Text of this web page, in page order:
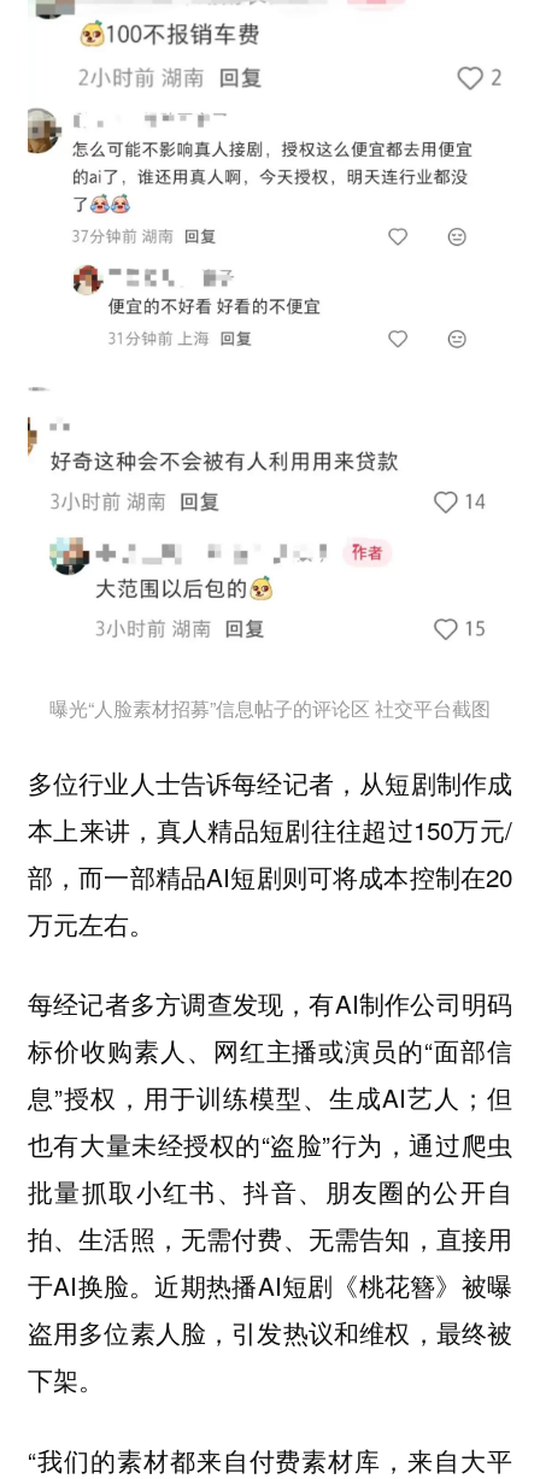
曝光“人脸素材招募”信息帖子的评论区 社交平台截图
多位行业人士告诉每经记者，从短剧制作成
本上来讲，真人精品短剧往往超过150万元/
部，而一部精品AI短剧则可将成本控制在20
万元左右。
每经记者多方调查发现，有AI制作公司明码
标价收购素人、网红主播或演员的“面部信
息”授权，用于训练模型、生成AI艺人；但
也有大量未经授权的“盗脸”行为，通过爬虫
批量抓取小红书、抖音、朋友圈的公开自
拍、生活照，无需付费、无需告知，直接用
于AI换脸。近期热播AI短剧《桃花簪》被曝
盗用多位素人脸，引发热议和维权，最终被
下架。
“我们的素材都来自付费素材库，来自大平